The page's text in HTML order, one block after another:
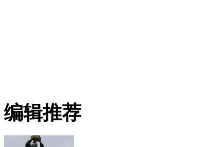
编辑推荐